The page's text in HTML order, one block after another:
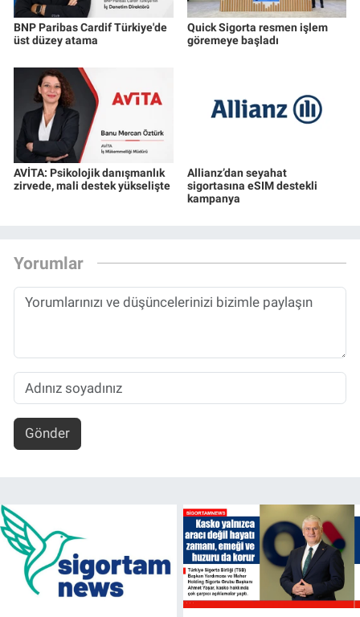
BNP Paribas Cardif Türkiye'de
üst düzey atama
Quick Sigorta resmen işlem
göremeye başladı
AVİTA: Psikolojik danışmanlık
zirvede, mali destek yükselişte
Allianz’dan seyahat
sigortasına eSIM destekli
kampanya
Yorumlar
Gönder